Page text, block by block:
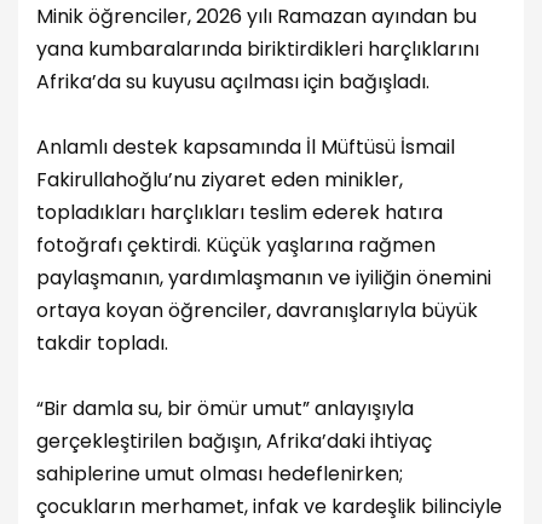
Minik öğrenciler, 2026 yılı Ramazan ayından bu
yana kumbaralarında biriktirdikleri harçlıklarını
Afrika’da su kuyusu açılması için bağışladı.
Anlamlı destek kapsamında İl Müftüsü İsmail
Fakirullahoğlu’nu ziyaret eden minikler,
topladıkları harçlıkları teslim ederek hatıra
fotoğrafı çektirdi. Küçük yaşlarına rağmen
paylaşmanın, yardımlaşmanın ve iyiliğin önemini
ortaya koyan öğrenciler, davranışlarıyla büyük
takdir topladı.
“Bir damla su, bir ömür umut” anlayışıyla
gerçekleştirilen bağışın, Afrika’daki ihtiyaç
sahiplerine umut olması hedeflenirken;
çocukların merhamet, infak ve kardeşlik bilinciyle